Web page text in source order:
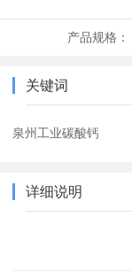
产品规格：
关键词
泉州工业碳酸钙
详细说明